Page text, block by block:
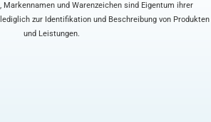
und Warenzeichen sind Eigentum ihrer
zur Identifikation und Beschreibung von Produkten
und Leistungen.